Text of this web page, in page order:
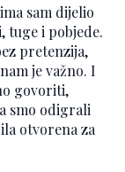
sam dijelio
tuge i pobjede.
pretenzija,
je važno. I
govoriti,
smo odigrali
otvorena za